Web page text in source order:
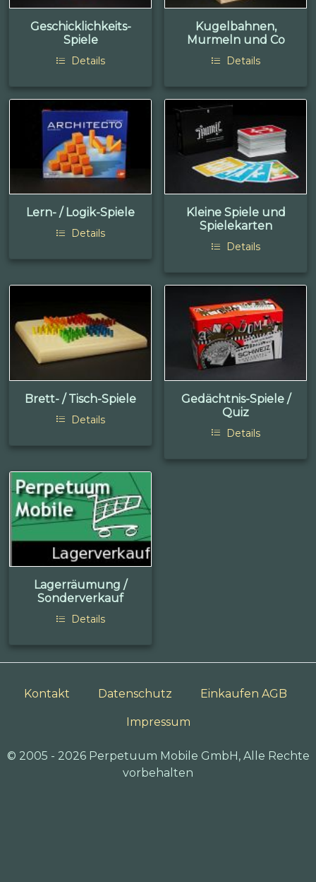
Geschicklichkeits-
Spiele
Details
Kugelbahnen,
Murmeln und Co
Details
Lern- / Logik-Spiele
Details
Kleine Spiele und
Spielekarten
Details
Brett- / Tisch-Spiele
Details
Gedächtnis-Spiele /
Quiz
Details
Lagerräumung /
Sonderverkauf
Details
Kontakt Datenschutz Einkaufen AGB
Impressum
© 2005 - 2026 Perpetuum Mobile GmbH, Alle Rechte
vorbehalten